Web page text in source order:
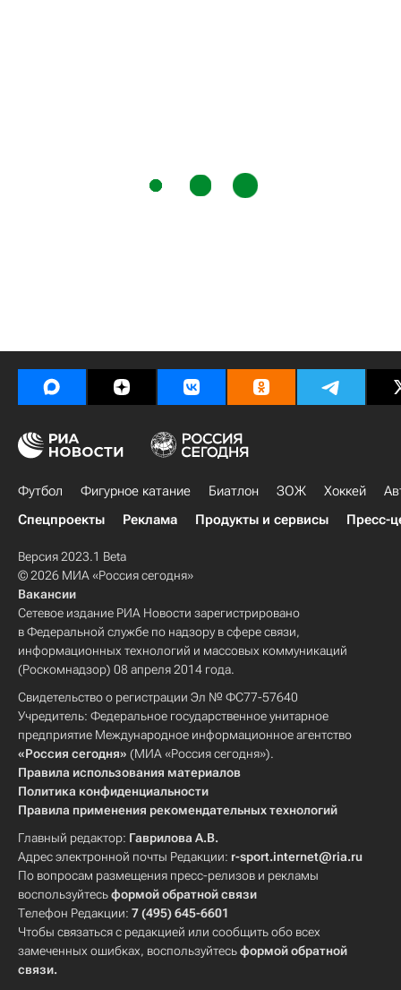
Футбол Фигурное катание Биатлон ЗОЖ Хоккей
Спецпроекты
Реклама Продукты и сервисы Пресс-
Версия 2023.1 Beta
© 2026 МИА «Россия сегодня»
Вакансии
Сетевое издание РИА Новости зарегистрировано
в Федеральной службе по надзору в сфере связи,
информационных технологий и массовых коммуникаций
(Роскомнадзор) 08 апреля 2014 года.
Свидетельство о регистрации Эл № ФС77-57640
Учредитель: Федеральное государственное унитарное
предприятие Международное информационное агентство
«Россия сегодня» (МИА «Россия сегодня»).
Правила использования материалов
Политика конфиденциальности
Правила применения рекомендательных технологий
Главный редактор: Гаврилова А.В.
Адрес электронной почты Редакции: r-sport.internet@ria.ru
По вопросам размещения пресс-релизов и рекламы
воспользуйтесьформой обратной связи
Телефон Редакции: 7 (495) 645-6601
Чтобы связаться с редакцией или сообщить обо всех
замеченных ошибках, воспользуйтесьформой обратной
связи.